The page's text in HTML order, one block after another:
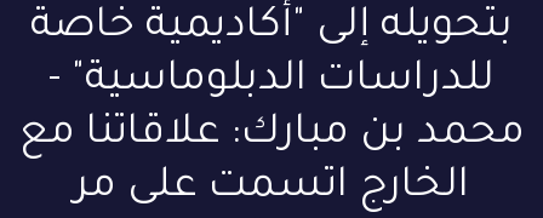
بتحويله إلى "أكاديمية خاصة
للدراسات الدبلوماسية" -
محمد بن مبارك: علاقاتنا مع
الخارج اتسمت على مر